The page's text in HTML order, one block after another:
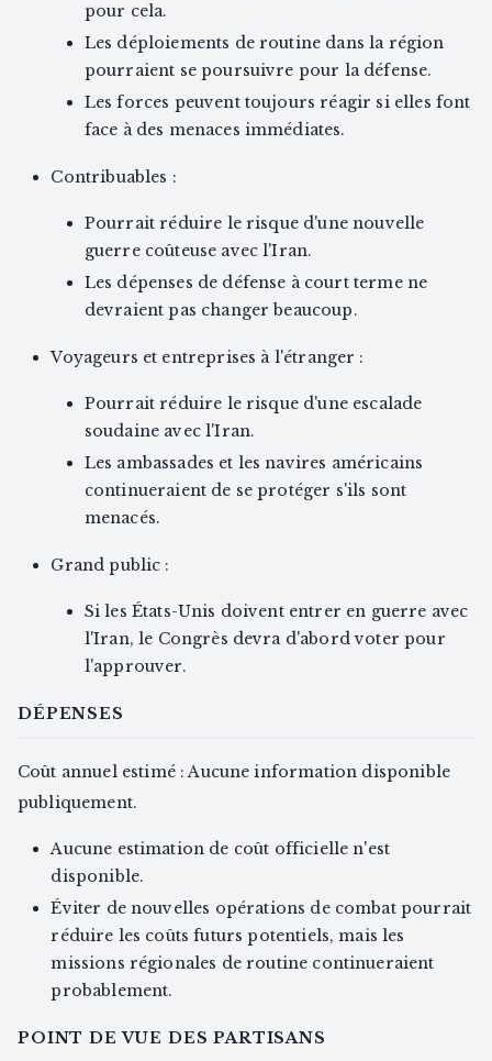
pour cela.
Les déploiements de routine dans la région
pourraient se poursuivre pour la défense.
Les forces peuvent toujours réagir si elles font
face à des menaces immédiates.
Contribuables :
Pourrait réduire le risque d'une nouvelle
guerre coûteuse avec l'Iran.
Les dépenses de défense à court terme ne
devraient pas changer beaucoup.
Voyageurs et entreprises à l'étranger :
Pourrait réduire le risque d'une escalade
soudaine avec l'Iran.
Les ambassades et les navires américains
continueraient de se protéger s'ils sont
menacés.
Grand public :
Si les États-Unis doivent entrer en guerre avec
l'Iran, le Congrès devra d'abord voter pour
l'approuver.
DÉPENSES
Coût annuel estimé : Aucune information disponible
publiquement.
Aucune estimation de coût officielle n'est
disponible.
Éviter de nouvelles opérations de combat pourrait
réduire les coûts futurs potentiels, mais les
missions régionales de routine continueraient
probablement.
POINT DE VUE DES PARTISANS